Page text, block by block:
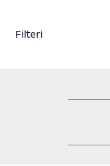
Filteri